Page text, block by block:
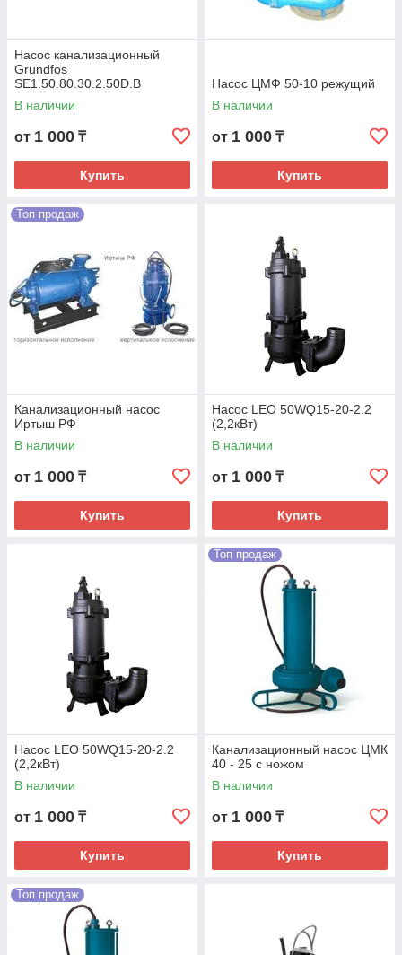
Насос канализационный
Grundfos
SE1.50.80.30.2.50D.B
В наличии
от 1 000 ₸
Купить
Насос ЦМФ 50-10 режущий
В наличии
от 1 000 ₸
Купить
Топ продаж
Канализационный насос
Иртыш РФ
В наличии
от 1 000 ₸
Купить
Насос LEO 50WQ15-20-2.2
(2,2кВт)
В наличии
от 1 000 ₸
Купить
Насос LEO 50WQ15-20-2.2
(2,2кВт)
В наличии
от 1 000 ₸
Купить
Топ продаж
Канализационный насос ЦМК
40 - 25 с ножом
В наличии
от 1 000 ₸
Купить
Топ продаж